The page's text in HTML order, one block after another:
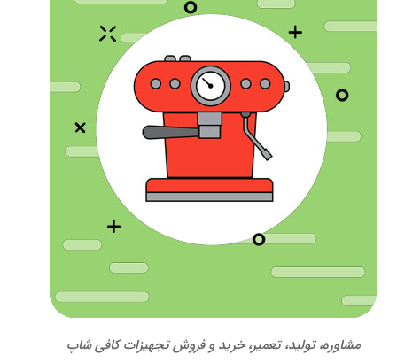
مشاوره، تولید، تعمیر، خرید و فروش تجهیزات کافی شاپ